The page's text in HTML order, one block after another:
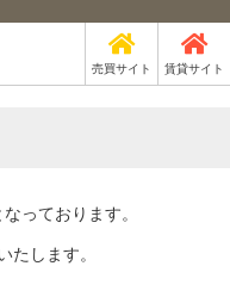
売買サイト 賃貸サイト
っております。
たします。